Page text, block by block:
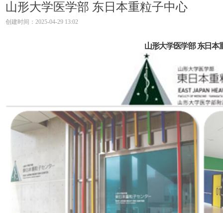
山形大学医学部 东日本重粒子中心
山形大学医学部东日本
创建时间： 2025-04-29 13:02